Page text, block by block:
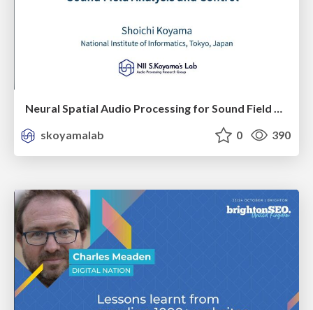
Neural Spatial Audio Processing for Sound Field Analysis and Control
skoyamalab
0 390